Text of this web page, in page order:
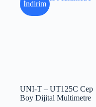
İndirim
UNI-T – UT125C Cep
Boy Dijital Multimetre